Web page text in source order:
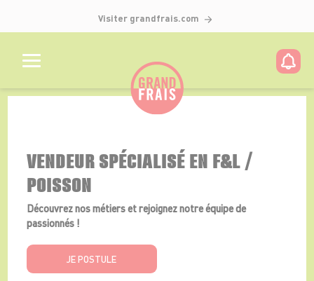
Visiter grandfrais.com
VENDEUR SPÉCIALISÉ EN F&L /
POISSON
Découvrez nos métiers et rejoignez notre équipe de
passionnés !
JE POSTULE